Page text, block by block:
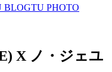
BLOGTU PHOTO
X ノ・ジェユ